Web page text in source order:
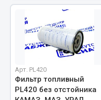
Болты
Кольца стопорные
Пресс-масленки
Пробки
Арт. PL420
Фильтр топливный
PL420 без отстойника